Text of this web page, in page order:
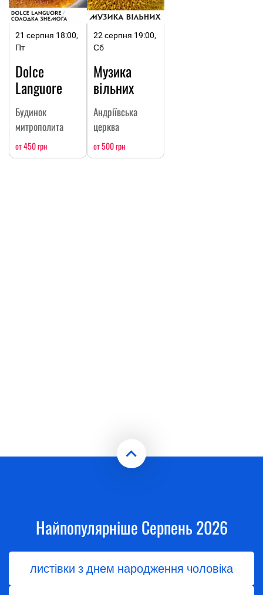
21 серпня 18:00,
Пт
Dolce
Languore
Будинок
митрополита
от 450 грн
22 серпня 19:00,
Сб
Музика
вільних
Андріївська
церква
от 500 грн
Найпопулярніше Серпень 2026
листівки з днем народження чоловіка